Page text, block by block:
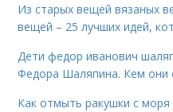
Из старых вещей вязаных
вещей – 25 лучших идей,
Дети федор иванович
Федора Шаляпина. Кем они
Как отмыть ракушки с моря